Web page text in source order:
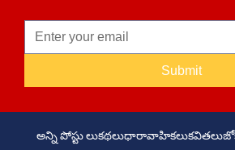
Submit
అన్ని పోస్టు లుకథలుధారావాహికలుకవితలు